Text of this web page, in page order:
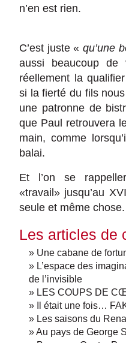
n’en est rien.
C’est juste «qu’une
aussi beaucoup de
réellement la
si la fierté du fils
une patronne de
que Paul retrouvera
main, comme
balai.
Et l’on se
«travail» jusqu’au
seule et même chose.
Les articles de
» Une cabane de
» L’espace des
de l’invisible
» LES COUPS DE
» Il était une fois…
» Les saisons du
» Au pays de George